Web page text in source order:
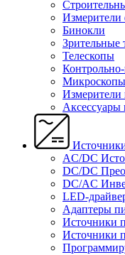
Измерители
Бинокли
Зрительные
Телескопы
Микроскопы
Аксессуары
AC/DC
DC/DC
DC/AC
LED-
Адаптеры
Источники
Источники